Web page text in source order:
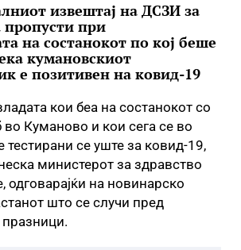
извештај на ДСЗИ за
при
на состанокот по кој беше
кумановскиот
е позитивен на ковид-19
кои беа на состанокот со
Куманово и кои сега се во
тестирани се уште за ковид-19,
министерот за здравство
одговарајќи на новинарско
што се случи пред
празници.